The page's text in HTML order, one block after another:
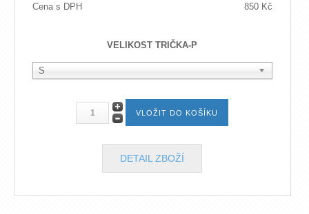
Cena s DPH 850 Kč
VELIKOST TRIČKA-P
S
DETAIL ZBOŽÍ